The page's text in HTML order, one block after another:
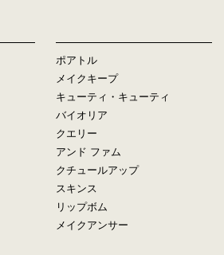
ポアトル
メイクキープ
キューティ・キューティ
バイオリア
クエリー
アンド ファム
クチュールアップ
スキンス
リップボム
メイクアンサー